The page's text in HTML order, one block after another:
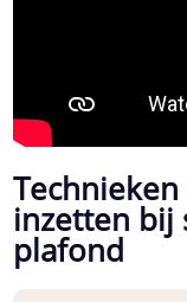
inzetten bij
plafond